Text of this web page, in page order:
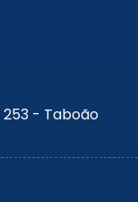
253 - Taboão